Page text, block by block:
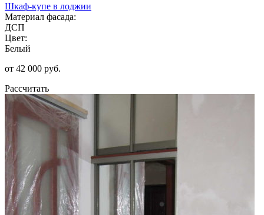
Шкаф-купе в лоджии
Материал фасада:
ДСП
Цвет:
Белый
от 42 000 руб.
Рассчитать